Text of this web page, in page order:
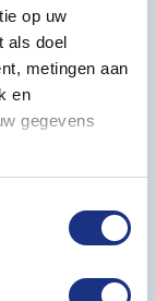
op uw
als doel
metingen aan
en
gegevens
locatie,
te scannen
80